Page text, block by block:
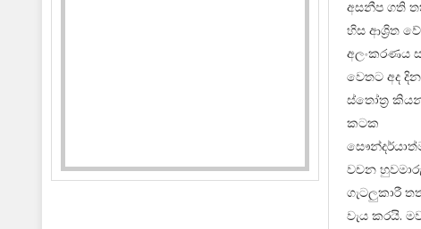
අසනීප ගති
හිස ආශ්‍රිත
අලංකරණය
වෙතට අද
ස්තෝත්‍ර
කටක
වචන
ගැටලුකාරී
වැය කරයි.